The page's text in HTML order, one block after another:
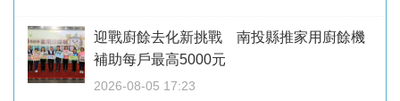
迎戰廚餘去化新挑戰 南投縣推家用廚餘機
補助每戶最高5000元
2026-08-05 17:23